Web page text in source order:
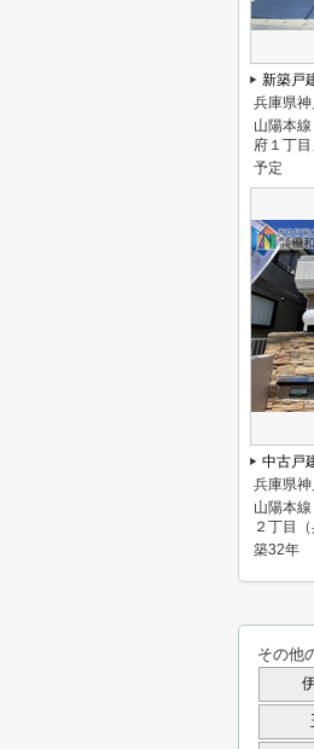
新築戸
兵庫県
山陽本
府１丁
予定
中古戸
兵庫県
山陽本
２丁目
築32年
その他